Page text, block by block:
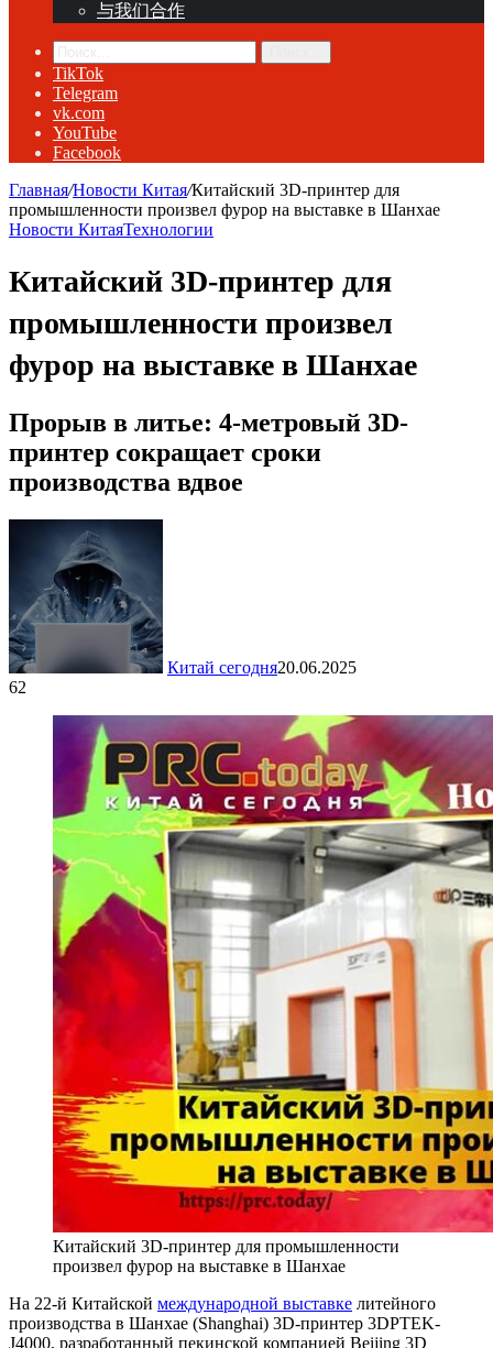
与我们合作
TikTok
Telegram
vk.com
YouTube
Facebook
Главная/Новости Китая/Китайский 3D-принтер для
промышленности произвел фурор на выставке в Шанхае
Новости КитаяТехнологии
Китайский 3D-принтер для
промышленности произвел
фурор на выставке в Шанхае
Прорыв в литье: 4-метровый 3D-
принтер сокращает сроки
производства вдвое
Китай сегодня20.06.2025
62
Китайский 3D-принтер для промышленности
произвел фурор на выставке в Шанхае
На 22-й Китайской международной выставке литейного
производства в Шанхае (Shanghai) 3D-принтер 3DPTEK-
J4000, разработанный пекинской компанией Beijing 3D